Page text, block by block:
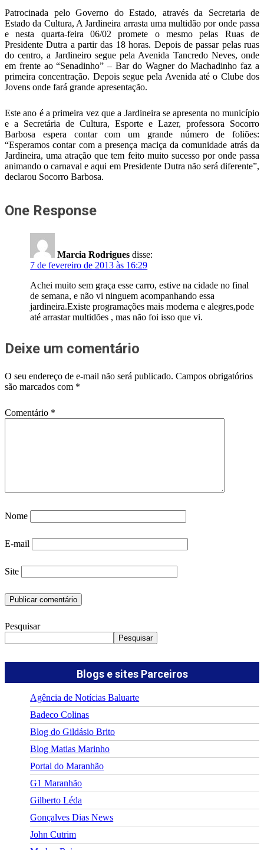
Patrocinada pelo Governo do Estado, através da Secretaria de
Estado da Cultura, A Jardineira arrasta uma multidão por onde passa
e nesta quarta-feira 06/02 promete o mesmo pelas Ruas de
Presidente Dutra a partir das 18 horas. Depois de passar pelas ruas
do centro, a Jardineiro segue pela Avenida Tancredo Neves, onde
em frente ao “Senadinho” – Bar do Wagner do Machadinho faz a
primeira concentração. Depois segue pela Avenida até o Clube dos
Jovens onde fará grande apresentação.
Este ano é a primeira vez que a Jardineira se apresenta no município
e a Secretária de Cultura, Esporte e Lazer, professora Socorro
Barbosa espera contar com um grande número de foliões:
“Esperamos contar com a presença maciça da comunidade atrás da
Jardineira, uma atração que tem feito muito sucesso por onde passa
animando o carnaval e aqui em Presidente Dutra não será diferente”,
declarou Socorro Barbosa.
One Response
Marcia Rodrigues disse:
7 de fevereiro de 2013 às 16:29
Achei muito sem graça esse carro, estive na cidade no final
de semana, e não vi ninguem acompanhando essa
jardineira.Existe programações mais moderna e alegres,pode
até arrastar multidões , mas não foi isso que vi.
Deixe um comentário
O seu endereço de e-mail não será publicado. Campos obrigatórios
são marcados com *
Comentário *
Nome
E-mail
Site
Pesquisar
Pesquisar
Blogs e sites Parceiros
Agência de Notícias Baluarte
Badeco Colinas
Blog do Gildásio Brito
Blog Matias Marinho
Portal do Maranhão
G1 Maranhão
Gilberto Léda
Gonçalves Dias News
John Cutrim